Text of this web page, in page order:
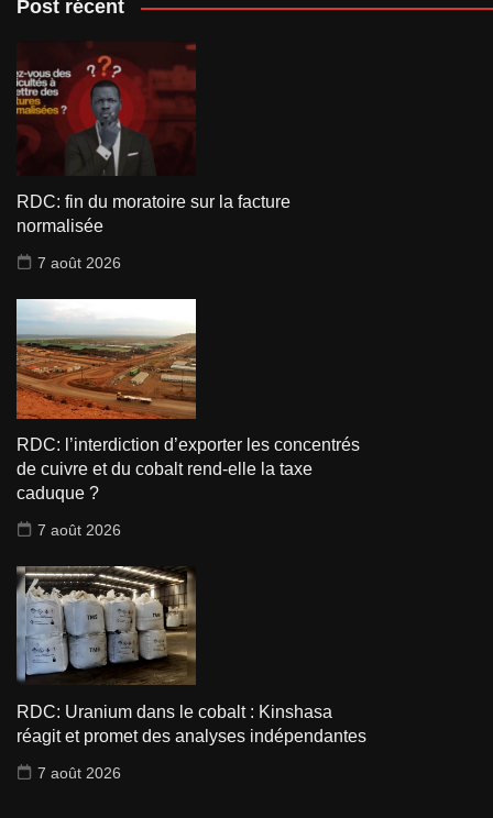
Post récent
RDC: fin du moratoire sur la facture
normalisée
7 août 2026
RDC: l’interdiction d’exporter les concentrés
de cuivre et du cobalt rend-elle la taxe
caduque ?
7 août 2026
RDC: Uranium dans le cobalt : Kinshasa
réagit et promet des analyses indépendantes
7 août 2026